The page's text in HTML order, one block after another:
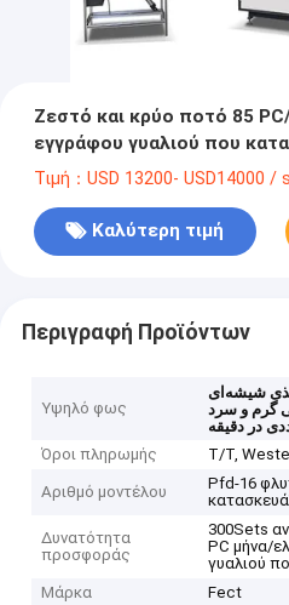
Ζεστό και κρύο ποτό 85
εγγράφου γυαλιού που
Τιμή：USD 13200- USD14000 /
Καλύτερη τιμή
Περιγραφή Προϊόντων
Υψηλό φως
شیشه‌ای
گرم و سرد
Όροι πληρωμής
T/T,
Αριθμό μοντέλου
Pfd-16
Δυνατότητα
προσφοράς
300Sets
PC μήνα/
γυαλιού
Μάρκα
Fect